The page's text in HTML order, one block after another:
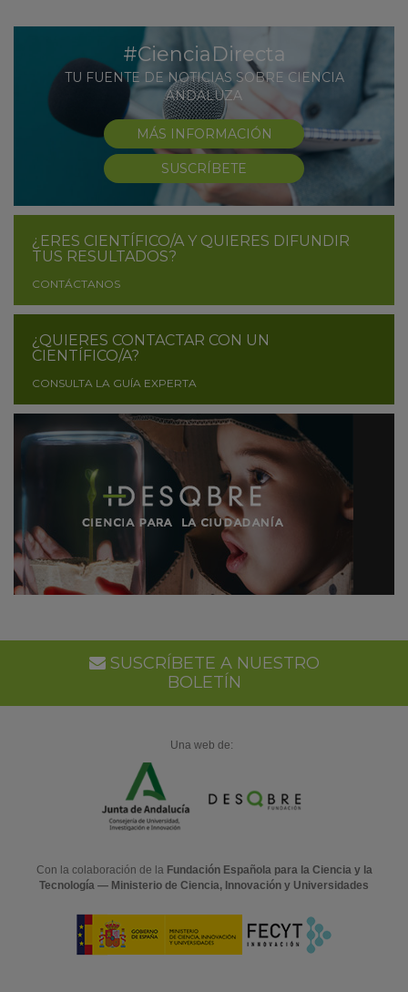
#CienciaDirecta
TU FUENTE DE NOTICIAS SOBRE CIENCIA
ANDALUZA
MÁS INFORMACIÓN
SUSCRÍBETE
¿ERES CIENTÍFICO/A Y QUIERES DIFUNDIR
TUS RESULTADOS?
CONTÁCTANOS
¿QUIERES CONTACTAR CON UN
CIENTÍFICO/A?
CONSULTA LA GUÍA EXPERTA
SUSCRÍBETE A NUESTRO
BOLETÍN
Una web de:
Con la colaboración de la Fundación Española para la Ciencia y la
Tecnología — Ministerio de Ciencia, Innovación y Universidades